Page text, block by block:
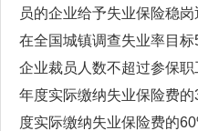
员的企业给予失业保险稳
在全国城镇调查失业率目
企业裁员人数不超过参保
年度实际缴纳失业保险费
度实际缴纳失业保险费的